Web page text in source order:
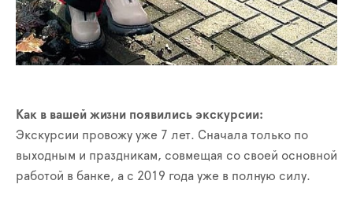
Как в вашей жизни появились экскурсии:
Экскурсии провожу уже 7 лет. Сначала только по
выходным и праздникам, совмещая со своей основной
работой в банке, а с 2019 года уже в полную силу.